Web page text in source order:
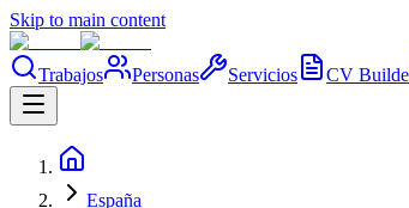
Skip to main content
Trabajos Personas Servicios CV
España